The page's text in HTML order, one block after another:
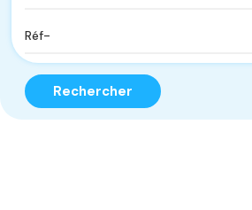
Rechercher